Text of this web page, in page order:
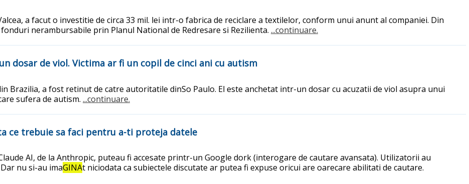
a facut o investitie de circa 33 mil. lei intr-o fabrica de reciclare a textilelor, conform unui anunt al companiei. Din
nerambursabile prin Planul National de Redresare si Rezilienta. ...continuare.
dosar de viol. Victima ar fi un copil de cinci ani cu autism
Brazilia, a fost retinut de catre autoritatile dinSo Paulo. El este anchetat intr-un dosar cu acuzatii de viol asupra unui
sufera de autism. ...continuare.
ce trebuie sa faci pentru a-ti proteja datele
AI, de la Anthropic, puteau fi accesate printr-un Google dork (interogare de cautare avansata). Utilizatorii au
nu si-au imaGINAt niciodata ca subiectele discutate ar putea fi expuse oricui are oarecare abilitati de cautare.